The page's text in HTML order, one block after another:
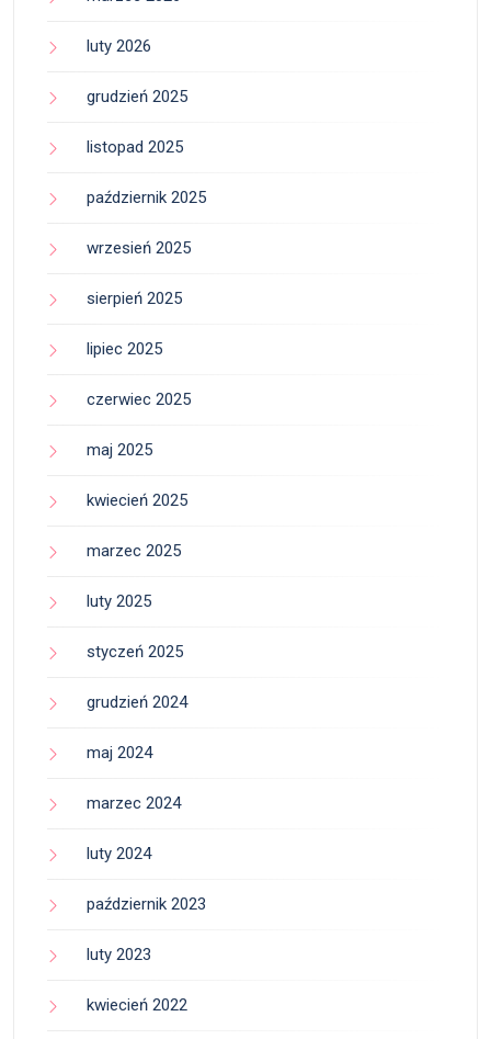
luty 2026
grudzień 2025
listopad 2025
październik 2025
wrzesień 2025
sierpień 2025
lipiec 2025
czerwiec 2025
maj 2025
kwiecień 2025
marzec 2025
luty 2025
styczeń 2025
grudzień 2024
maj 2024
marzec 2024
luty 2024
październik 2023
luty 2023
kwiecień 2022